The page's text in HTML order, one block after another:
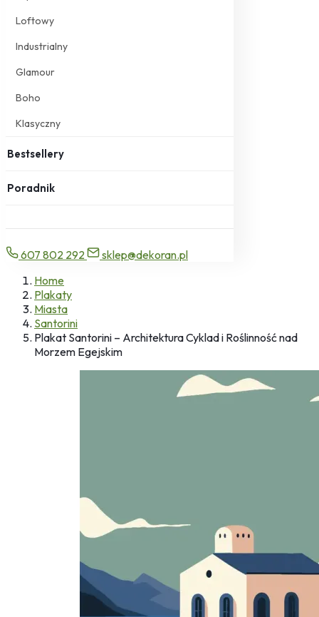
Loftowy
Industrialny
Glamour
Boho
Klasyczny
Bestsellery
Poradnik
607 802 292
sklep@dekoran.pl
Home
Plakaty
Miasta
Santorini
Plakat Santorini – Architektura Cyklad i Roślinność nad
Morzem Egejskim